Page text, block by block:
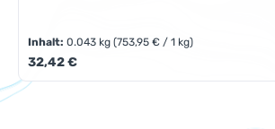
Inhalt:0.043 kg(753,95 € / 1 kg)
Regulärer Preis:
32,42 €